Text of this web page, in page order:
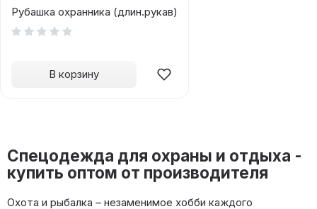
Рубашка охранника (длин.рукав)
В корзину
Спецодежда для охраны и отдыха -
купить оптом от производителя
Охота и рыбалка – незаменимое хобби каждого